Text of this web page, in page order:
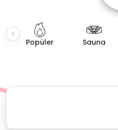
Popüler Sauna
‹